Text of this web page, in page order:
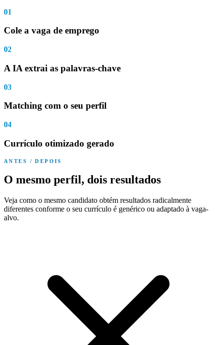
01
Cole a vaga de emprego
02
A IA extrai as palavras-chave
03
Matching com o seu perfil
04
Currículo otimizado gerado
ANTES / DEPOIS
O mesmo perfil, dois resultados
Veja como o mesmo candidato obtém resultados radicalmente
diferentes conforme o seu currículo é genérico ou adaptado à vaga-
alvo.